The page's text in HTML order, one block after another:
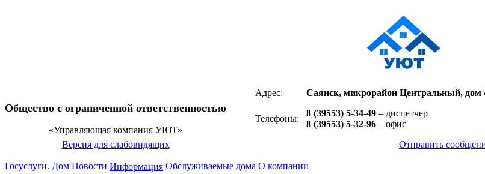
Общество с ограниченной ответственностью
«Управляющая компания УЮТ»
Адрес: Саянск, микрорайон Центральный, дом
Телефоны:
8 (39553) 5-34-49 – диспетчер
8 (39553) 5-32-96 – офис
Версия для слабовидящих
Отправить
Госуслуги. Дом Новости Информация Обслуживаемые дома О компании